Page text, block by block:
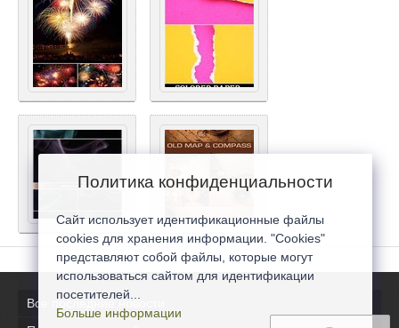
Все последние новости
Политика конфиденциальности
Сайт использует идентификационные файлы
cookies для хранения информации. "Cookies"
представляют собой файлы, которые могут
использоваться сайтом для идентификации
посетителей...
Больше информации